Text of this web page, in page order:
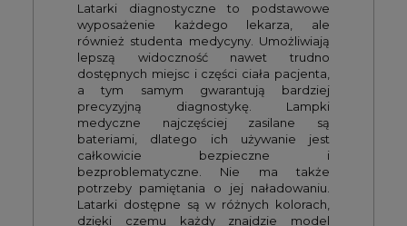
Latarki diagnostyczne to podstawowe
wyposażenie każdego lekarza, ale
również studenta medycyny. Umożliwiają
lepszą widoczność nawet trudno
dostępnych miejsc i części ciała pacjenta,
a tym samym gwarantują bardziej
precyzyjną diagnostykę. Lampki
medyczne najczęściej zasilane są
bateriami, dlatego ich używanie jest
całkowicie bezpieczne i
bezproblematyczne. Nie ma także
potrzeby pamiętania o jej naładowaniu.
Latarki dostępne są w różnych kolorach,
dzięki czemu każdy znajdzie model